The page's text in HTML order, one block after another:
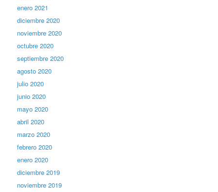
enero 2021
diciembre 2020
noviembre 2020
octubre 2020
septiembre 2020
agosto 2020
julio 2020
junio 2020
mayo 2020
abril 2020
marzo 2020
febrero 2020
enero 2020
diciembre 2019
noviembre 2019